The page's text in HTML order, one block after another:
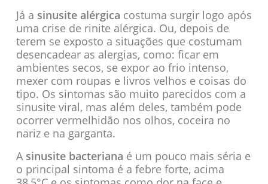
Já a sinusite alérgica costuma surgir logo após
uma crise de rinite alérgica. Ou, depois de
terem se exposto a situações que costumam
desencadear as alergias, como: ficar em
ambientes secos, se expor ao frio intenso,
mexer com roupas e livros velhos e coisas do
tipo. Os sintomas são muito parecidos com a
sinusite viral, mas além deles, também pode
ocorrer vermelhidão nos olhos, coceira no
nariz e na garganta.
A sinusite bacteriana é um pouco mais séria e
o principal sintoma é a febre forte, acima